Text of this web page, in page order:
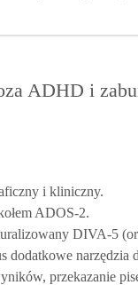
ADHD i
i kliniczny.
ADOS-2.
DIVA-5
dodatkowe narzędzia
przekazanie